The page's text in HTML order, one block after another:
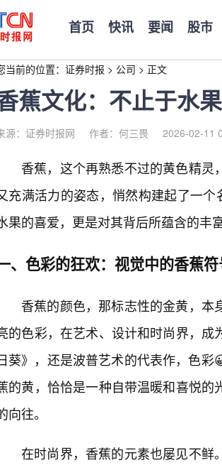
首页 快讯 要闻 股市
当前的位置： 证券时报 > 公司 > 正文
蕉文化：不止于水
源：证券时报网 作者：何三畏 2026-02-11
香蕉，这个再熟悉不过的黄色精
充满活力的姿态，悄然构建起了一
果的喜爱，更是对其背后所蕴含的丰
、色彩的狂欢：视觉中的香蕉
香蕉的颜色，那标志性的金黄，
的色彩，在艺术、设计和时尚界，
葵》，还是波普艺术的代表作，色
的黄，恰恰是一种自带温暖和喜悦
向往。
在时尚界，香蕉的元素也屡见不鲜